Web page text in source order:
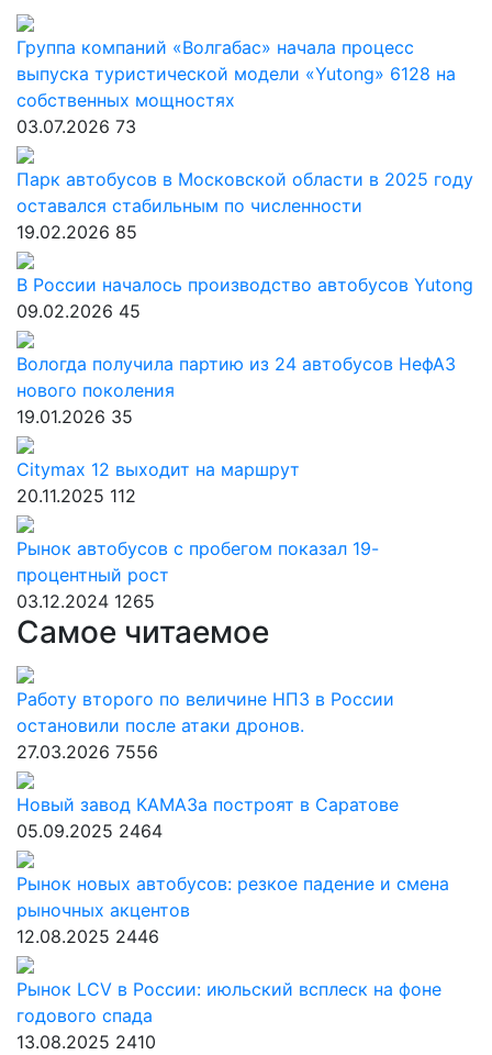
Группа компаний «Волгабас» начала процесс
выпуска туристической модели «Yutong» 6128 на
собственных мощностях
03.07.2026 73
Парк автобусов в Московской области в 2025 году
оставался стабильным по численности
19.02.2026 85
В России началось производство автобусов Yutong
09.02.2026 45
Вологда получила партию из 24 автобусов НефАЗ
нового поколения
19.01.2026 35
Citymax 12 выходит на маршрут
20.11.2025 112
Рынок автобусов с пробегом показал 19-
процентный рост
03.12.2024 1265
Самое читаемое
Работу второго по величине НПЗ в России
остановили после атаки дронов.
27.03.2026 7556
Новый завод КАМАЗа построят в Саратове
05.09.2025 2464
Рынок новых автобусов: резкое падение и смена
рыночных акцентов
12.08.2025 2446
Рынок LCV в России: июльский всплеск на фоне
годового спада
13.08.2025 2410